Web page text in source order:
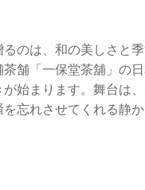
のは、和の美しさと
舗「一保堂茶舖」の
始まります。舞台は
忘れさせてくれる静